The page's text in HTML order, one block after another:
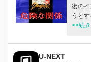
復の
うと
する、
愛が
>>続
U-NEXT